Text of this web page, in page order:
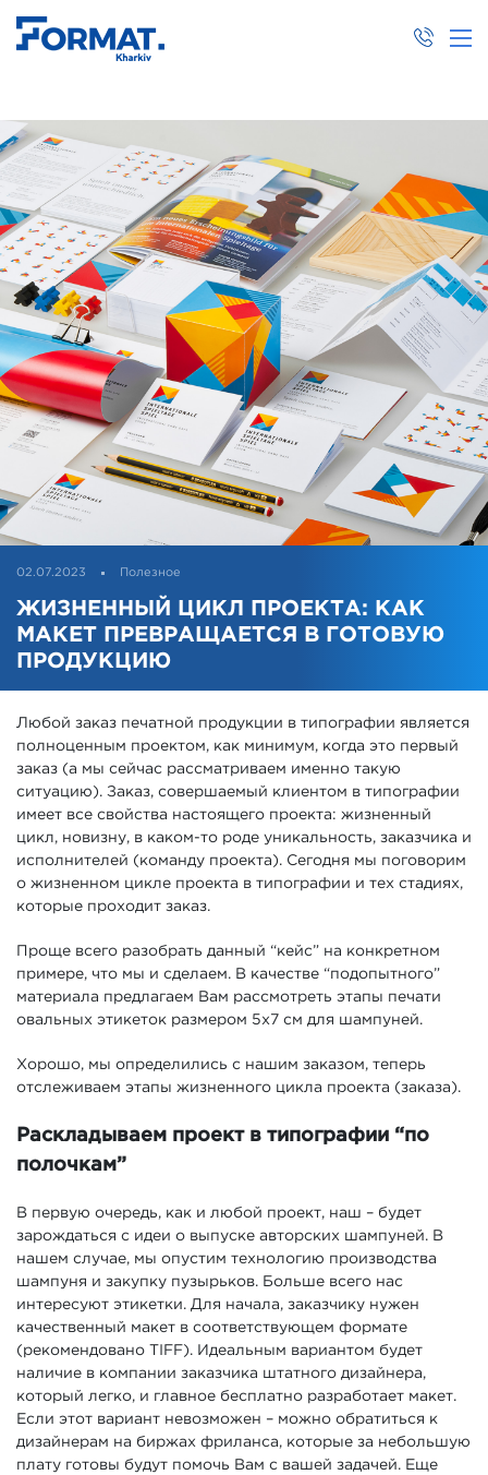
02.07.2023 Полезное
ЖИЗНЕННЫЙ ЦИКЛ ПРОЕКТА: КАК
МАКЕТ ПРЕВРАЩАЕТСЯ В ГОТОВУЮ
ПРОДУКЦИЮ
Любой заказ печатной продукции в типографии является
полноценным проектом, как минимум, когда это первый
заказ (а мы сейчас рассматриваем именно такую
ситуацию). Заказ, совершаемый клиентом в типографии
имеет все свойства настоящего проекта: жизненный
цикл, новизну, в каком-то роде уникальность, заказчика и
исполнителей (команду проекта). Сегодня мы поговорим
о жизненном цикле проекта в типографии и тех стадиях,
которые проходит заказ.
Проще всего разобрать данный “кейс” на конкретном
примере, что мы и сделаем. В качестве “подопытного”
материала предлагаем Вам рассмотреть этапы печати
овальных этикеток размером 5х7 см для шампуней.
Хорошо, мы определились с нашим заказом, теперь
отслеживаем этапы жизненного цикла проекта (заказа).
Раскладываем проект в типографии “по
полочкам”
В первую очередь, как и любой проект, наш – будет
зарождаться с идеи о выпуске авторских шампуней. В
нашем случае, мы опустим технологию производства
шампуня и закупку пузырьков. Больше всего нас
интересуют этикетки. Для начала, заказчику нужен
качественный макет в соответствующем формате
(рекомендовано TIFF). Идеальным вариантом будет
наличие в компании заказчика штатного дизайнера,
который легко, и главное бесплатно разработает макет.
Если этот вариант невозможен – можно обратиться к
дизайнерам на биржах фриланса, которые за небольшую
плату готовы будут помочь Вам с вашей задачей. Еще